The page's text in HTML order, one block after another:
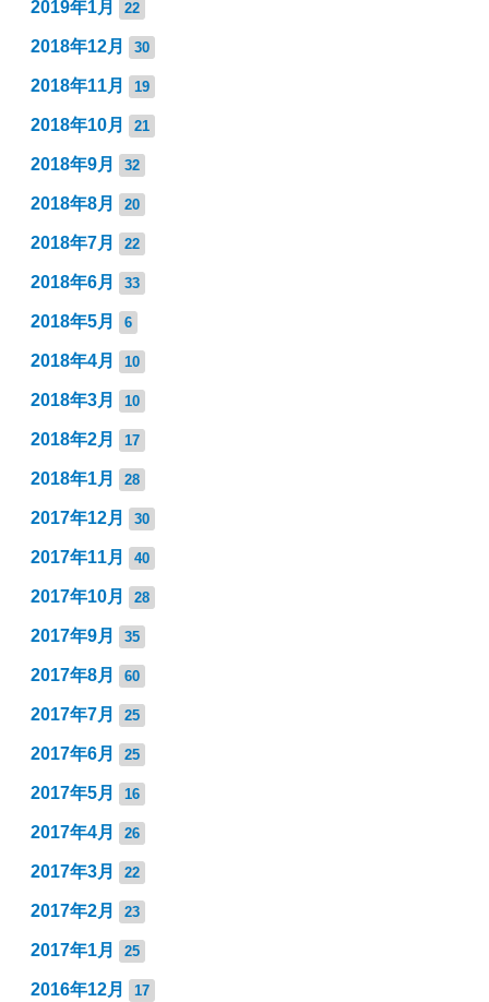
2019年1月 22
2018年12月 30
2018年11月 19
2018年10月 21
2018年9月 32
2018年8月 20
2018年7月 22
2018年6月 33
2018年5月 6
2018年4月 10
2018年3月 10
2018年2月 17
2018年1月 28
2017年12月 30
2017年11月 40
2017年10月 28
2017年9月 35
2017年8月 60
2017年7月 25
2017年6月 25
2017年5月 16
2017年4月 26
2017年3月 22
2017年2月 23
2017年1月 25
2016年12月 17